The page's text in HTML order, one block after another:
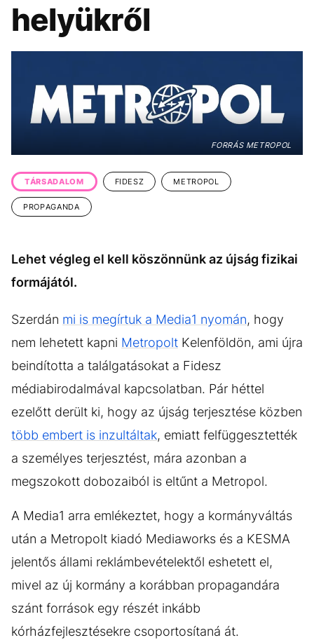
ÉLETMÓD
VIDEÓ TÖRTÉNETEK
GASZTRO
helyükről
FORRÁS METROPOL
TÁRSADALOM FIDESZ METROPOL
PROPAGANDA
Lehet végleg el kell köszönnünk az újság fizikai
formájától.
Szerdán mi is megírtuk a Media1 nyomán, hogy
nem lehetett kapni Metropolt Kelenföldön, ami újra
beindította a találgatásokat a Fidesz
médiabirodalmával kapcsolatban. Pár héttel
ezelőtt derült ki, hogy az újság terjesztése közben
több embert is inzultáltak, emiatt felfüggesztették
a személyes terjesztést, mára azonban a
megszokott dobozaiból is eltűnt a Metropol.
A Media1 arra emlékeztet, hogy a kormányváltás
után a Metropolt kiadó Mediaworks és a KESMA
jelentős állami reklámbevételektől eshetett el,
mivel az új kormány a korábban propagandára
szánt források egy részét inkább
kórházfejlesztésekre csoportosítaná át.